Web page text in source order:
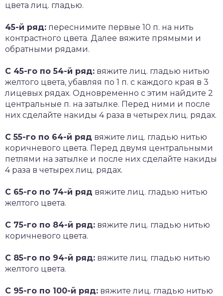
цвета лиц. гладью.
45-й ряд: переснимите первые 10 п. на нить
контрастного цвета. Далее вяжите прямыми и
обратными рядами.
С 45-го по 54-й ряд: вяжите лиц. гладью нитью
желтого цвета, убавляя по 1 п. с каждого края в 3
лицевых рядах. Одновременно с этим найдите 2
центральные п. на затылке. Перед ними и после
них сделайте накиды 4 раза в четырех лиц. рядах.
С 55-го по 64-й ряд вяжите лиц. гладью нитью
коричневого цвета. Перед двумя центральными
петлями на затылке и после них сделайте накиды
4 раза в четырех лиц. рядах.
С 65-го по 74-й ряд вяжите лиц. гладью нитью
желтого цвета.
С 75-го по 84-й ряд: вяжите лиц. гладью нитью
коричневого цвета.
С 85-го по 94-й ряд: вяжите лиц. гладью нитью
желтого цвета.
С 95-го по 100-й ряд: вяжите лиц. гладью нитью